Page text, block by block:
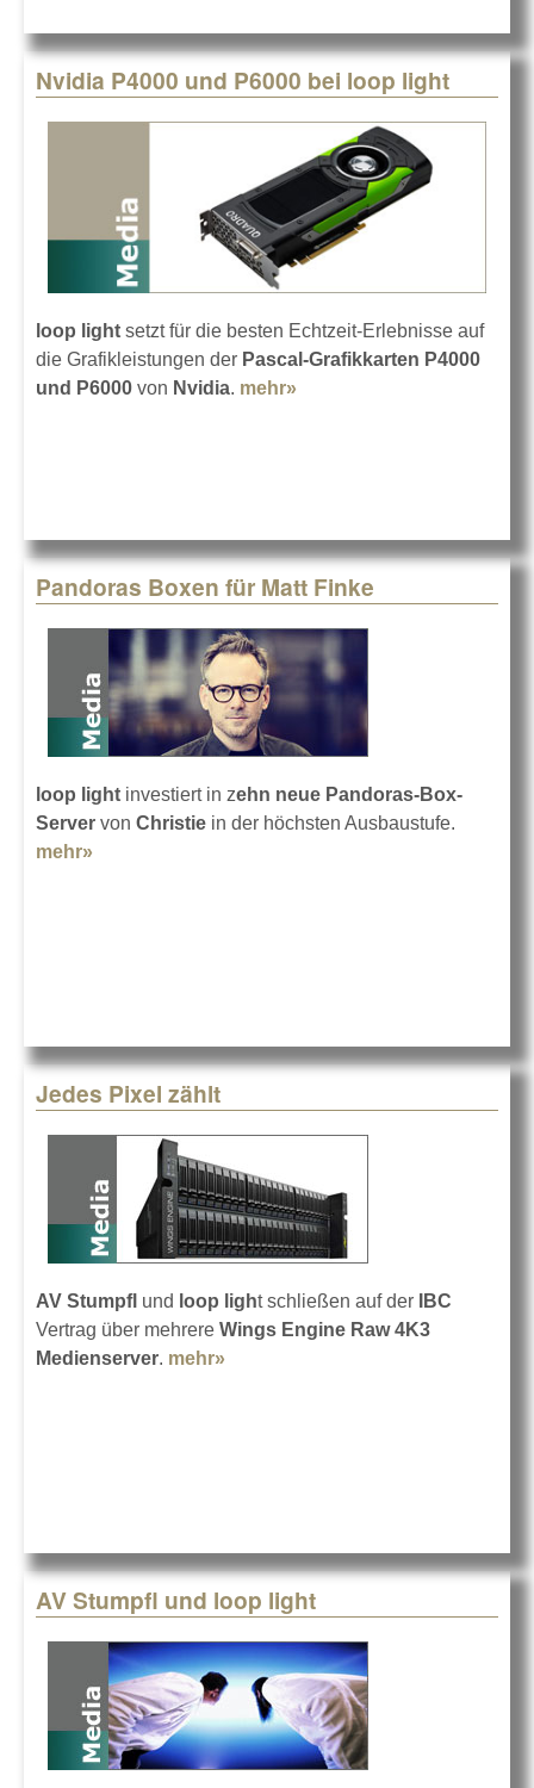
Nvidia P4000 und P6000 bei loop light
loop light setzt für die besten Echtzeit-Erlebnisse auf
die Grafikleistungen der Pascal-Grafikkarten P4000
und P6000 von Nvidia. mehr»
Pandoras Boxen für Matt Finke
loop light investiert in zehn neue Pandoras-Box-
Server von Christie in der höchsten Ausbaustufe.
mehr»
Jedes Pixel zählt
AV Stumpfl und loop light schließen auf der
IBC
Vertrag über mehrere Wings Engine Raw 4K3
Medienserver. mehr»
AV Stumpfl und loop light